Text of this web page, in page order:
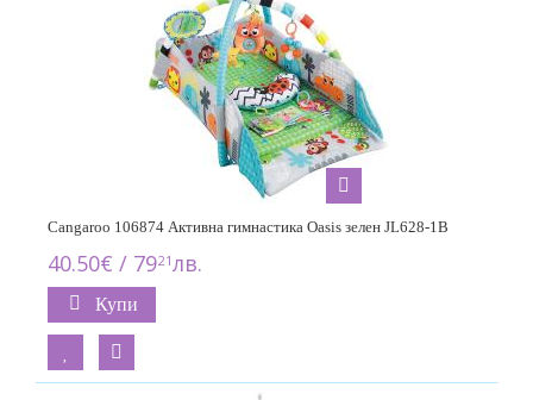
Cangaroo 106874 Активна гимнастика Oasis зелен JL628-1B
40.50€ / 7921лв.
Купи